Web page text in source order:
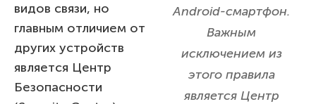
Android-смартфон.
Важным
исключением из
этого правила
является Центр
видов связи, но
главным отличием от
других устройств
является Центр
Безопасности